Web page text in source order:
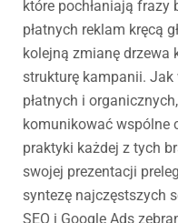
które pochłaniają frazy
płatnych reklam kręcą
kolejną zmianę drzewa
strukturę kampanii. Jak
płatnych i
komunikować wspólne
praktyki każdej z tych
swojej prezentacji
syntezę najczęstszych
SEO i Google Ads